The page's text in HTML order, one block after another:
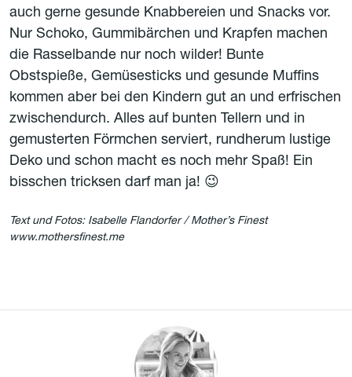
auch gerne gesunde Knabbereien und Snacks vor.
Nur Schoko, Gummibärchen und Krapfen machen
die Rasselbande nur noch wilder! Bunte
Obstspieße, Gemüsesticks und gesunde Muffins
kommen aber bei den Kindern gut an und erfrischen
zwischendurch. Alles auf bunten Tellern und in
gemusterten Förmchen serviert, rundherum lustige
Deko und schon macht es noch mehr Spaß! Ein
bisschen tricksen darf man ja! 😉
Text und Fotos: Isabelle Flandorfer / Mother’s Finest
www.mothersfinest.me